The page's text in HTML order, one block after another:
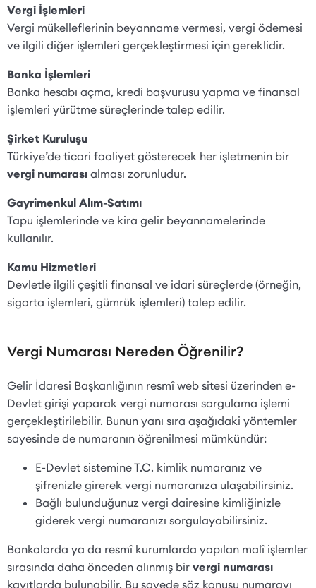
Vergi İşlemleri
Vergi mükelleflerinin beyanname vermesi, vergi ödemesi
ve ilgili diğer işlemleri gerçekleştirmesi için gereklidir.
Banka İşlemleri
Banka hesabı açma, kredi başvurusu yapma ve finansal
işlemleri yürütme süreçlerinde talep edilir.
Şirket Kuruluşu
Türkiye’de ticari faaliyet gösterecek her işletmenin bir
vergi numarası alması zorunludur.
Gayrimenkul Alım-Satımı
Tapu işlemlerinde ve kira gelir beyannamelerinde
kullanılır.
Kamu Hizmetleri
Devletle ilgili çeşitli finansal ve idari süreçlerde (örneğin,
sigorta işlemleri, gümrük işlemleri) talep edilir.
Vergi Numarası Nereden Öğrenilir?
Gelir İdaresi Başkanlığının resmî web sitesi üzerinden e-
Devlet girişi yaparak vergi numarası sorgulama işlemi
gerçekleştirilebilir. Bunun yanı sıra aşağıdaki yöntemler
sayesinde de numaranın öğrenilmesi mümkündür:
E-Devlet sistemine T.C. kimlik numaranız ve
şifrenizle girerek vergi numaranıza ulaşabilirsiniz.
Bağlı bulunduğunuz vergi dairesine kimliğinizle
giderek vergi numaranızı sorgulayabilirsiniz.
Bankalarda ya da resmî kurumlarda yapılan malî işlemler
sırasında daha önceden alınmış bir vergi numarası
kayıtlarda bulunabilir. Bu sayede söz konusu numarayı